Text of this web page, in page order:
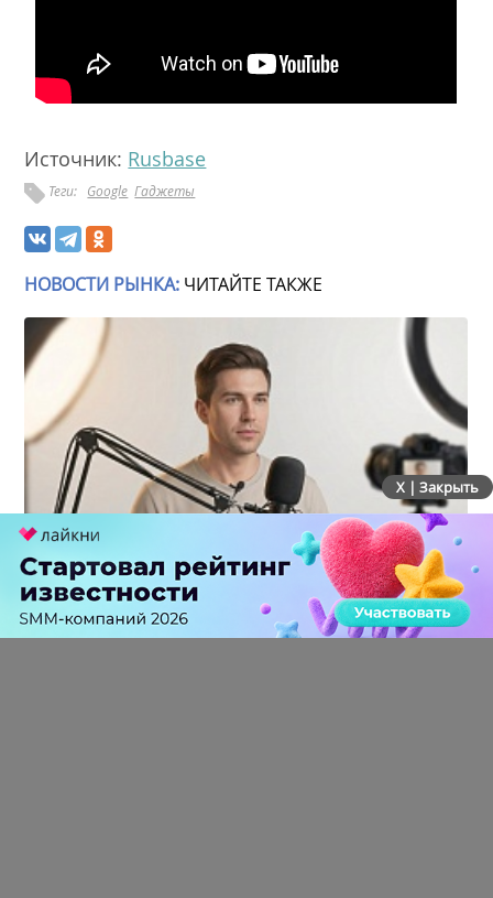
Источник: Rusbase
Теги: Google Гаджеты
НОВОСТИ РЫНКА: ЧИТАЙТЕ ТАКЖЕ
Российский рынок инфлюенс-маркетинга вошел в
фазу стагнации после нескольких лет роста
X | Закрыть